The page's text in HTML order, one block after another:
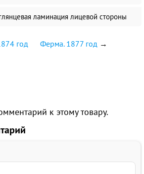
ламинация лицевой стороны
год Ферма. 1877 год →
к этому товару.